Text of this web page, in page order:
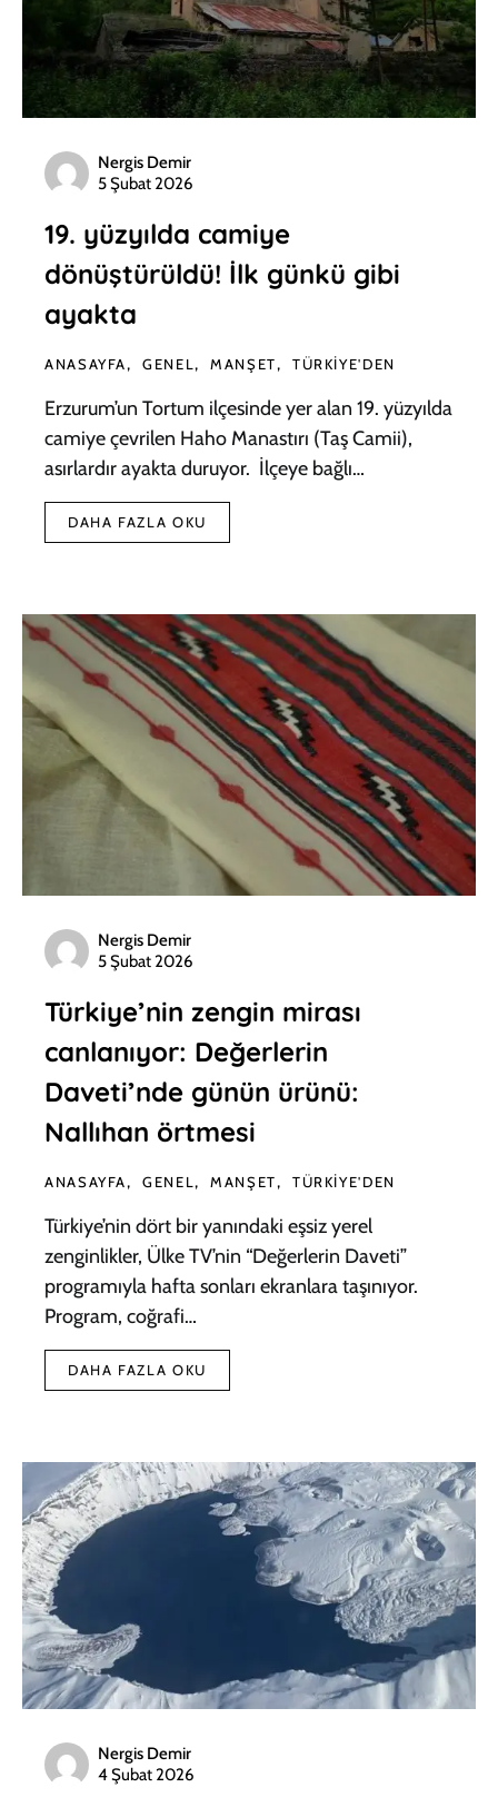
Nergis Demir
5 Şubat 2026
19. yüzyılda camiye
dönüştürüldü! İlk günkü gibi
ayakta
ANASAYFA GENEL MANŞET TÜRKIYE'DEN
Erzurum’un Tortum ilçesinde yer alan 19. yüzyılda
camiye çevrilen Haho Manastırı (Taş Camii),
asırlardır ayakta duruyor. İlçeye bağlı…
DAHA FAZLA OKU
Nergis Demir
5 Şubat 2026
Türkiye’nin zengin mirası
canlanıyor: Değerlerin
Daveti’nde günün ürünü:
Nallıhan örtmesi
ANASAYFA GENEL MANŞET TÜRKIYE'DEN
Türkiye’nin dört bir yanındaki eşsiz yerel
zenginlikler, Ülke TV’nin “Değerlerin Daveti”
programıyla hafta sonları ekranlara taşınıyor.
Program, coğrafi…
DAHA FAZLA OKU
Nergis Demir
4 Şubat 2026